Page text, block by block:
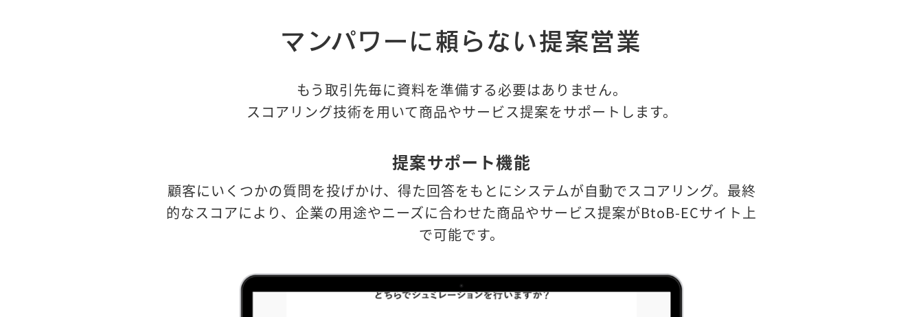
マンパワーに頼らない提案営業
もう取引先毎に資料を準備する必要はありません。
スコアリング技術を用いて商品やサービス提案をサポートします。
提案サポート機能
顧客にいくつかの質問を投げかけ、得た回答をもとにシステムが自動でスコアリング。最終
的なスコアにより、企業の用途やニーズに合わせた商品やサービス提案がBtoB-ECサイト上
で可能です。